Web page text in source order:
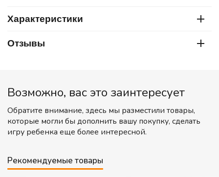
Характеристики
Отзывы
Возможно, вас это заинтересует
Обратите внимание, здесь мы разместили товары,
которые могли бы дополнить вашу покупку, сделать
игру ребенка еще более интересной.
Рекомендуемые товары